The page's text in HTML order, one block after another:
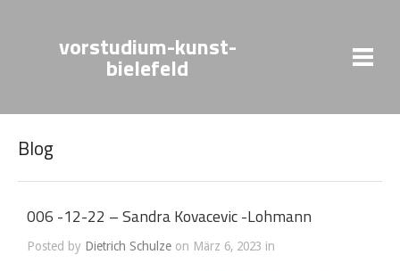
vorstudium-kunst-
bielefeld
Blog
006 -12-22 – Sandra Kovacevic -Lohmann
Posted by Dietrich Schulze on März 6, 2023 in